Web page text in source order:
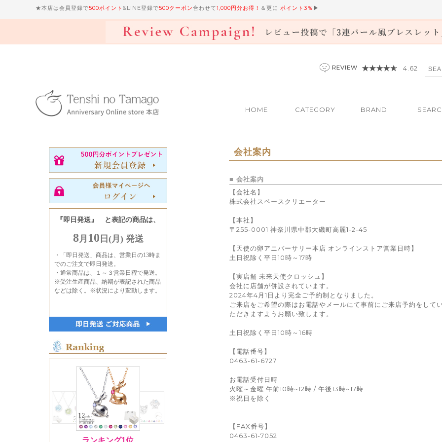
★本店は会員登録で500ポイント &LINE登録で500クーポン合わせて1,000円分お得！ ＆更に ポイント3％ ▶
4.62
HOME CATEGORY BRAND
会社案内
■ 会社案内
【会社名】
株式会社スペースクリエーター
【本社】
〒255-0001 神奈川県中郡大磯町高麗1-2-45
【天使の卵アニバーサリー本店 オンラインストア営業日時】
土日祝除く平日10時～17時
【実店舗 未来天使クロッシュ】
会社に店舗が併設されています。
2024年4月1日より完全ご予約制となりました。
ご来店をご希望の際はお電話やメールにて事前にご来店予約をして
ただきますようお願い致します。
土日祝除く平日10時～16時
【電話番号】
0463-61-6727
お電話受付日時
火曜～金曜 午前10時~12時 / 午後13時~17時
※祝日を除く
【FAX番号】
0463-61-7052